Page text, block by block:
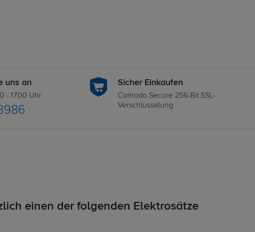
uns an
- 17.00 Uhr
Sicher Einkaufen
Comodo Secure 256-Bit SSL-
Verschlüsselung
einen der folgenden Elektrosätze